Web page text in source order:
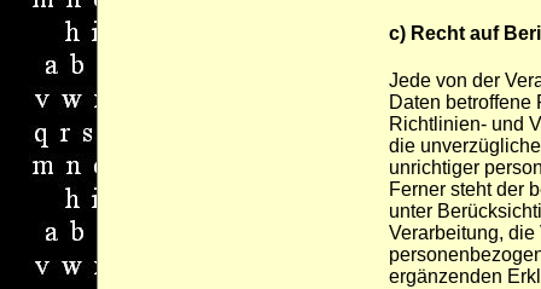
c) Recht auf
Jede von der
Daten betroffene
Richtlinien- und
die
unrichtiger
Ferner steht der
unter
Verarbeitung,
ergänzenden